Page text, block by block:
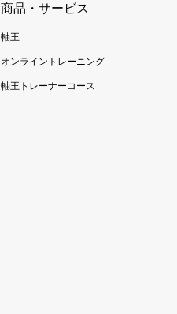
商品・サービス
軸王
オンライントレーニング
軸王トレーナーコース